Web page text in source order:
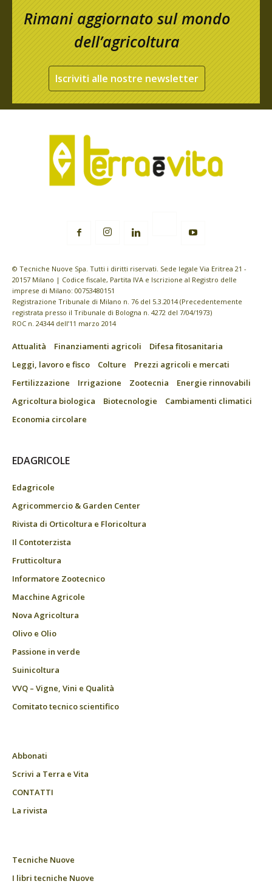
Rimani aggiornato sul mondo
dell’agricoltura
Iscriviti alle nostre newsletter
© Tecniche Nuove Spa. Tutti i diritti riservati. Sede legale Via Eritrea 21 -
20157 Milano | Codice fiscale, Partita IVA e Iscrizione al Registro delle
imprese di Milano: 00753480151
Registrazione Tribunale di Milano n. 76 del 5.3.2014 (Precedentemente
registrata presso il Tribunale di Bologna n. 4272 del 7/04/1973)
ROC n. 24344 dell’11 marzo 2014
Attualità Finanziamenti agricoli
Difesa fitosanitaria
Leggi, lavoro e fisco
Colture
Prezzi agricoli e mercati
Fertilizzazione
Irrigazione Zootecnia
Energie rinnovabili
Agricoltura biologica
Biotecnologie
Cambiamenti climatici
Economia circolare
EDAGRICOLE
Edagricole
Agricommercio & Garden Center
Rivista di Orticoltura e Floricoltura
Il Contoterzista
Frutticoltura
Informatore Zootecnico
Macchine Agricole
Nova Agricoltura
Olivo e Olio
Passione in verde
Suinicoltura
VVQ – Vigne, Vini e Qualità
Comitato tecnico scientifico
Abbonati
Scrivi a Terra e Vita
CONTATTI
La rivista
Tecniche Nuove
I libri tecniche Nuove